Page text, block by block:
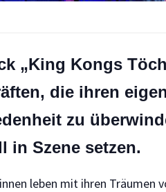
„King Kongs
die ihren
zu
in Szene setzen.
leben mit ihren Träumen